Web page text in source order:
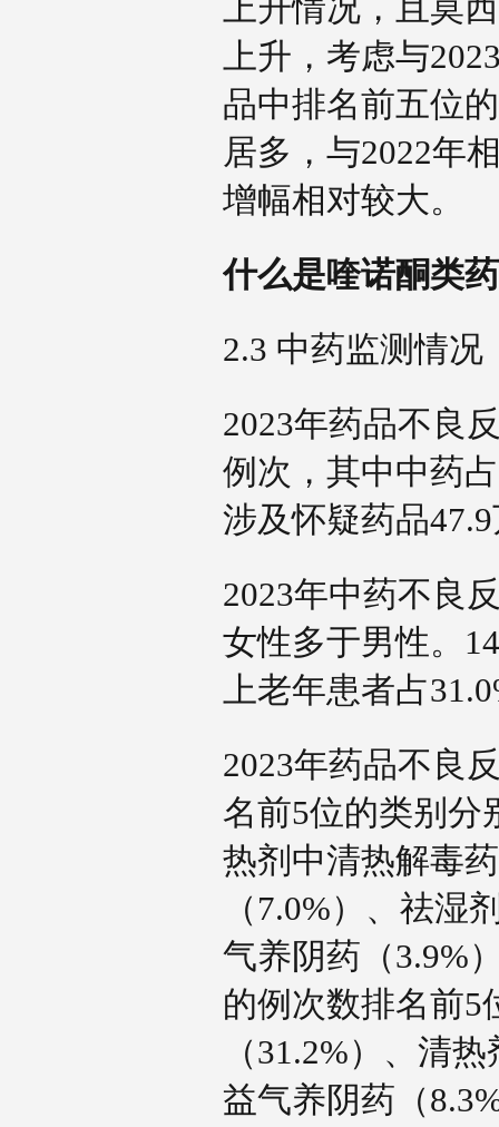
上升情况，且莫
上升，考虑与
品中排名前五位
居多，与2022年
增幅相对较大。
什么是喹诺酮类
2.3 中药监测情
2023年药品不良
例次，其中中药
涉及怀疑药品
2023年中药不良
女性多于男性。
上老年患者占
2023年药品不良
名前5位的类别分
热剂中清热解毒
（7.0%）、祛湿
气养阴药（3.9%
的例次数排名前5
（31.2%）、清
益气养阴药（